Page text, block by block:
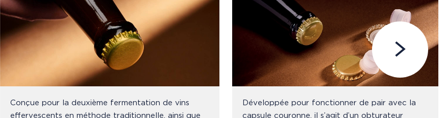
Conçue pour la deuxième fermentation de vins
effervescents en méthode traditionnelle, ainsi que
Développée pour fonctionner de pair avec la
capsule couronne, il s’agit d’un obturateur